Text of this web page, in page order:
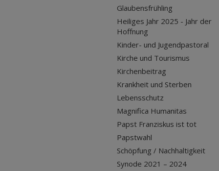
Glaubensfrühling
Heiliges Jahr 2025 - Jahr der
Hoffnung
Kinder- und Jugendpastoral
Kirche und Tourismus
Kirchenbeitrag
Krankheit und Sterben
Lebensschutz
Magnifica Humanitas
Papst Franziskus ist tot
Papstwahl
Schöpfung / Nachhaltigkeit
Synode 2021 – 2024